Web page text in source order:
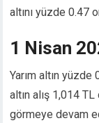
altını yüzde 0.47
1 Nisan
Yarım altın yüzde
altın alış 1,014
görmeye devam